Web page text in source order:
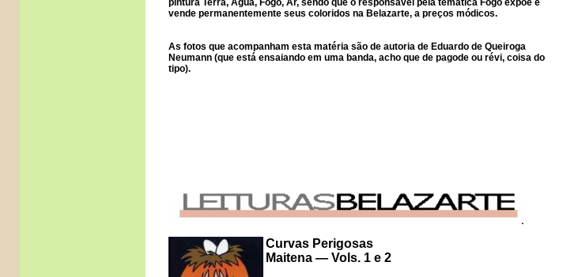
pintura Terra, Água, Fogo, Ar, sendo que o responsável pela temática Fogo expõe e
vende permanentemente seus coloridos na Belazarte, a preços módicos.
As fotos que acompanham esta matéria são de autoria de Eduardo de Queiroga
Neumann (que está ensaiando em uma banda, acho que de pagode ou révi, coisa do
tipo).
Curvas Perigosas
Maitena — Vols. 1 e 2